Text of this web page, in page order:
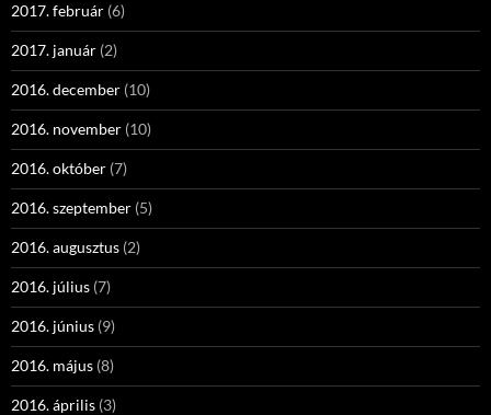
2017. február (6)
2017. január (2)
2016. december (10)
2016. november (10)
2016. október (7)
2016. szeptember (5)
2016. augusztus (2)
2016. július (7)
2016. június (9)
2016. május (8)
2016. április (3)